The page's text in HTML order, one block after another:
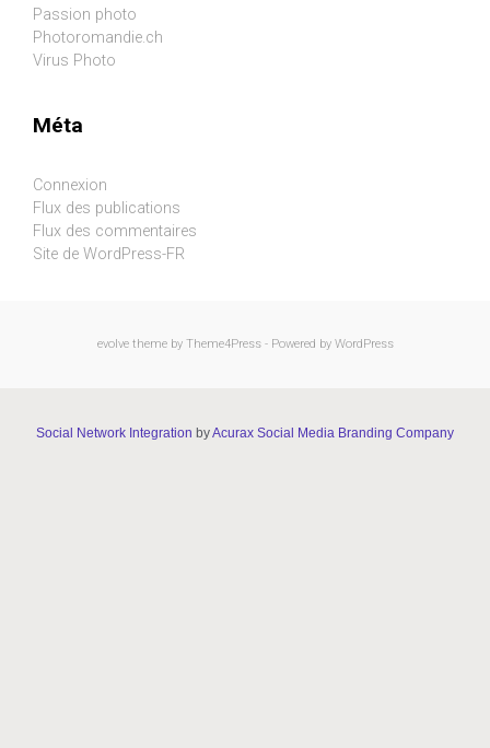
Passion photo
Photoromandie.ch
Virus Photo
Méta
Connexion
Flux des publications
Flux des commentaires
Site de WordPress-FR
evolvetheme by Theme4Press - Powered by WordPress
Social Network Integration byAcurax Social Media Branding Company